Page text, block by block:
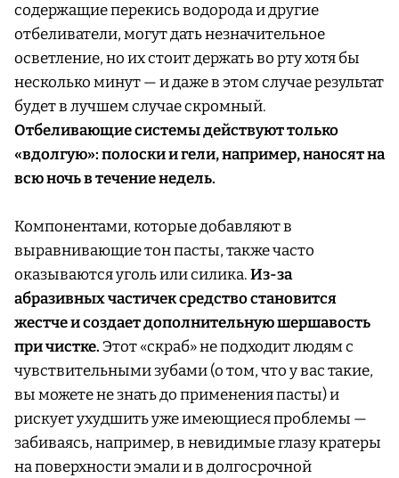
содержащие перекись водорода и другие
отбеливатели, могут дать незначительное
осветление, но их стоит держать во рту хотя бы
несколько минут — и даже в этом случае результат
будет в лучшем случае скромный.
Отбеливающие системы действуют только
«вдолгую»: полоски и гели, например, наносят на
всю ночь в течение недель.
Компонентами, которые добавляют в
выравнивающие тон пасты, также часто
оказываются уголь или силика.Из-за
абразивных частичек средство становится
жестче и создает дополнительную шершавость
при чистке. Этот «скраб» не подходит людям с
чувствительными зубами (о том, что у вас такие,
вы можете не знать до применения пасты) и
рискует ухудшить уже имеющиеся проблемы —
забиваясь, например, в невидимые глазу кратеры
на поверхности эмали и в долгосрочной